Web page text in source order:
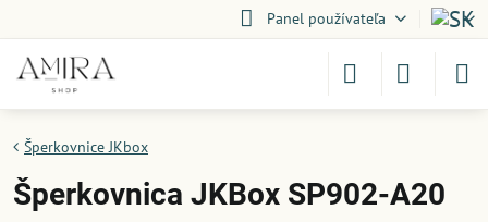
Panel používateľa
Šperkovnice JKbox
Šperkovnica JKBox SP902-A20